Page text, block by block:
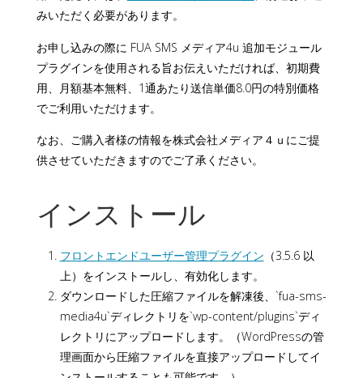
みいただく必要があります。
お申し込みの際に FUA SMS メディア4u 追加モジュール
プラグインを使用される旨お伝えいただければ、初期費
用、月額基本無料、1通あたり送信単価8.0円の特別価格
でご利用いただけます。
なお、ご購入者様の情報を株式会社メディア４ｕにご提
供させていただきますのでご了承ください。
インストール
フロントエンドユーザー管理プラグイン （3.5.6 以
上）をインストールし、有効化します。
ダウンロードした圧縮ファイルを解凍後、`fua-sms-
media4u`ディレクトリを`wp-content/plugins`ディ
レクトリにアップロードします。（WordPressの管
理画面から圧縮ファイルを直接アップロードしてイ